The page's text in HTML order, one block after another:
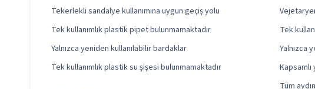
Tekerlekli sandalye kullanımına uygun geçiş yolu
Tek kullanımlık plastik pipet bulunmamaktadır
Tek
Yalnızca yeniden kullanılabilir bardaklar
Yalnızca
Tek kullanımlık plastik su şişesi bulunmamaktadır
Tüm